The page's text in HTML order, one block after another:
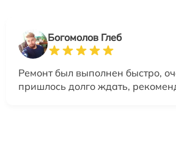
Богомолов Глеб
Ремонт был выполнен быстро,
пришлось долго ждать,